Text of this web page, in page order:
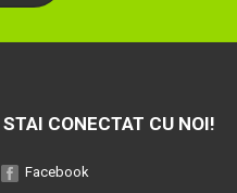
STAI CONECTAT CU NOI!
Facebook